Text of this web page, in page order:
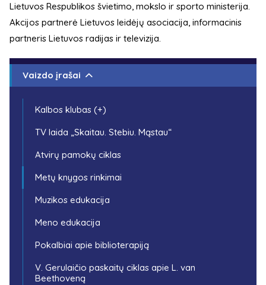
Lietuvos Respublikos švietimo, mokslo ir sporto ministerija.
Akcijos partnerė Lietuvos leidėjų asociacija, informacinis
partneris Lietuvos radijas ir televizija.
Vaizdo įrašai
Kalbos klubas (+)
TV laida „Skaitau. Stebiu. Mąstau“
Atvirų pamokų ciklas
Metų knygos rinkimai
Muzikos edukacija
Meno edukacija
Pokalbiai apie biblioterapiją
V. Gerulaičio paskaitų ciklas apie L. van
Beethoveną